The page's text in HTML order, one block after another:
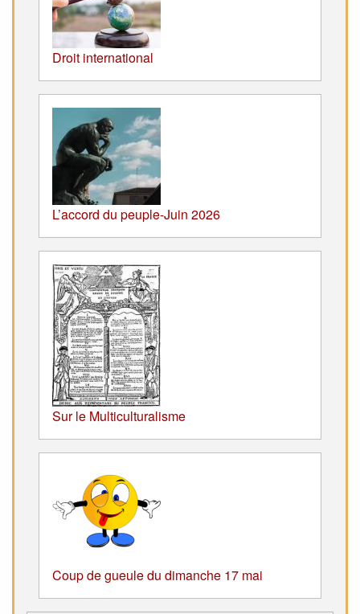
Droit international
L’accord du peuple-Juin 2026
Sur le Multiculturalisme
Coup de gueule du dimanche 17 mai